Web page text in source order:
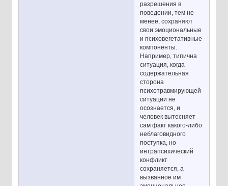
разрешения в
поведении, тем не
менее, сохраняют
свои эмоциональные
и психовегетативные
компоненты.
Например, типична
ситуация, когда
содержательная
сторона
психотравмирующей
ситуации не
осознается, и
человек вытесняет
сам факт какого-либо
неблаговидного
поступка, но
интрапсихический
конфликт
сохраняется, а
вызванное им